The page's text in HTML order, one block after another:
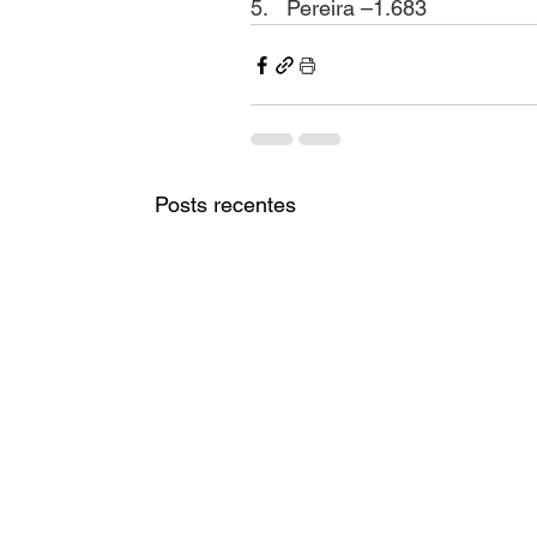
5.   Pereira –1.683
Posts recentes